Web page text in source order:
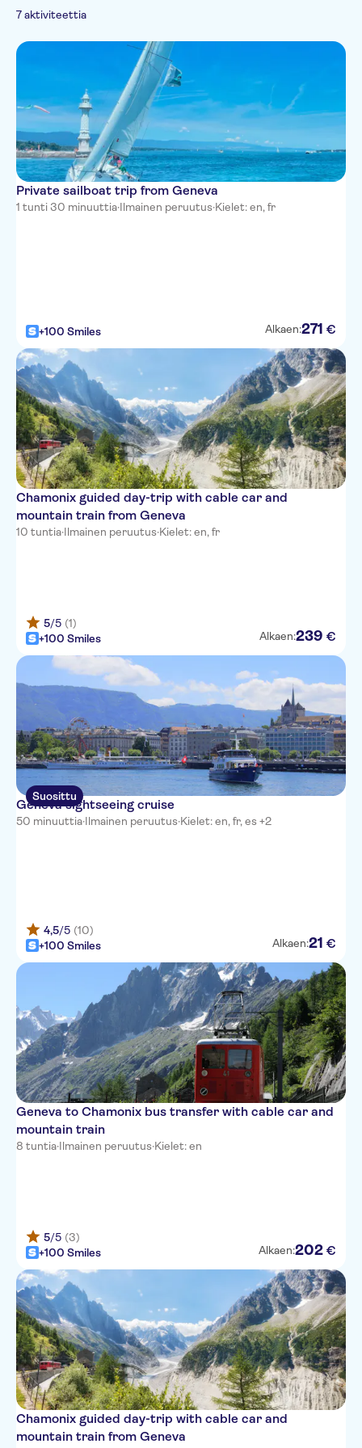
Kaupunki
Chinese
7 aktiviteettia
Private sailboat trip from Geneva
1 tunti 30 minuuttia·Ilmainen peruutus·Kielet: en, fr
+100 Smiles Alkaen:271 €
Chamonix guided day-trip with cable car and
mountain train from Geneva
10 tuntia·Ilmainen peruutus·Kielet: en, fr
5/5 (1)
+100 Smiles
Alkaen:239 €
Suosittu
Geneva sightseeing cruise
50 minuuttia·Ilmainen peruutus·Kielet: en, fr, es +2
4,5/5 (10)
+100 Smiles
Alkaen:21 €
Geneva to Chamonix bus transfer with cable car and
mountain train
8 tuntia·Ilmainen peruutus·Kielet: en
5/5 (3)
+100 Smiles
Alkaen:202 €
Chamonix guided day-trip with cable car and
mountain train from Geneva